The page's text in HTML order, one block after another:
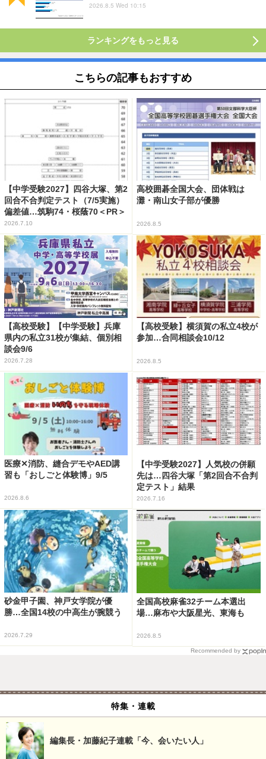
2026.8.5 Wed 10:15
ランキングをもっと見る
こちらの記事もおすすめ
【中学受験2027】四谷大塚、第2
回合不合判定テスト（7/5実施）
偏差値…筑駒74・桜蔭70＜PR＞
2026.7.10
高校囲碁全国大会、団体戦は
灘・南山女子部が優勝
2026.8.5
【高校受験】【中学受験】兵庫
県内の私立31校が集結、個別相
談会9/6
2026.7.28
【高校受験】横須賀の私立4校が
参加…合同相談会10/12
2026.8.5
医療✕消防、縫合デモやAED講
習も「おしごと体験博」9/5
2026.8.6
【中学受験2027】人気校の併願
先は…四谷大塚「第2回合不合判
定テスト」結果
2026.7.16
砂金甲子園、神戸女学院が優
勝…全国14校の中高生が腕競う
2026.7.29
全国高校麻雀32チーム本選出
場…麻布や大阪星光、東海も
2026.8.5
Recommended by
特集・連載
編集長・加藤紀子連載「今、会いたい人」